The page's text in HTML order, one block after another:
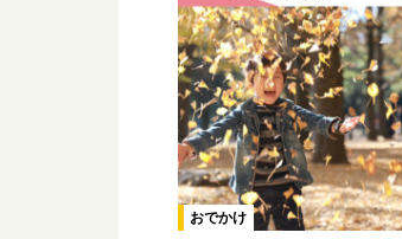
おでかけ